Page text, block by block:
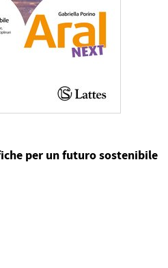
per un futuro sostenibile